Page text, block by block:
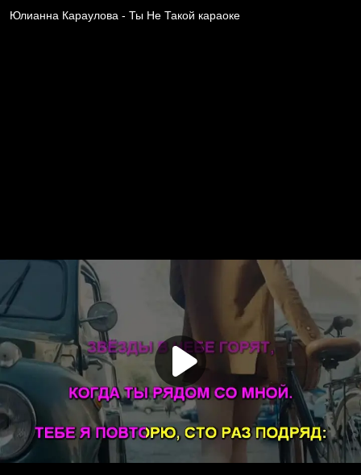
Юлианна Караулова - Ты Не Такой караоке